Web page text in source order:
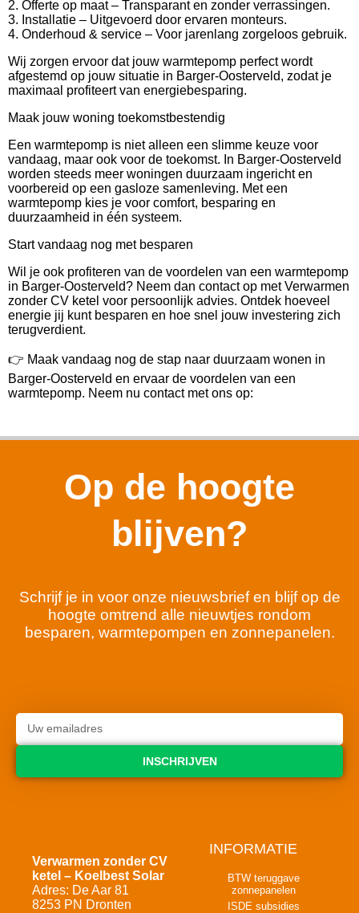
2. Offerte op maat – Transparant en zonder verrassingen.
3. Installatie – Uitgevoerd door ervaren monteurs.
4. Onderhoud & service – Voor jarenlang zorgeloos gebruik.
Wij zorgen ervoor dat jouw warmtepomp perfect wordt
afgestemd op jouw situatie in Barger-Oosterveld, zodat je
maximaal profiteert van energiebesparing.
Maak jouw woning toekomstbestendig
Een warmtepomp is niet alleen een slimme keuze voor
vandaag, maar ook voor de toekomst. In Barger-Oosterveld
worden steeds meer woningen duurzaam ingericht en
voorbereid op een gasloze samenleving. Met een
warmtepomp kies je voor comfort, besparing en
duurzaamheid in één systeem.
Start vandaag nog met besparen
Wil je ook profiteren van de voordelen van een warmtepomp
in Barger-Oosterveld? Neem dan contact op met Verwarmen
zonder CV ketel voor persoonlijk advies. Ontdek hoeveel
energie jij kunt besparen en hoe snel jouw investering zich
terugverdient.
👉 Maak vandaag nog de stap naar duurzaam wonen in
Barger-Oosterveld en ervaar de voordelen van een
warmtepomp. Neem nu contact met ons op:
Op de hoogte
blijven?
Schrijf je in voor onze nieuwsbrief en blijf op de
hoogte omtrend alle nieuwtjes rondom
besparen, warmtepompen en zonnepanelen.
INSCHRIJVEN
Verwarmen zonder CV
ketel – Koelbest Solar
Adres: De Aar 81
8253 PN Dronten
INFORMATIE
BTW teruggave
zonnepanelen
ISDE subsidies